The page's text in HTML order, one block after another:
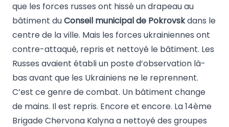
que les forces russes ont hissé un drapeau au
bâtiment duConseil municipal de Pokrovskdans le
centre de la ville. Mais les forces ukrainiennes ont
contre-attaqué, repris et nettoyé le bâtiment. Les
Russes avaient établi un poste d’observation là-
bas avant que les Ukrainiens ne le reprennent.
C’est ce genre de combat. Un bâtiment change
de mains. Il est repris. Encore et encore. La 14ème
Brigade Chervona Kalyna a nettoyé des groupes